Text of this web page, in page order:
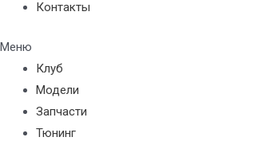
Контакты
Меню
Клуб
Модели
Запчасти
Тюнинг